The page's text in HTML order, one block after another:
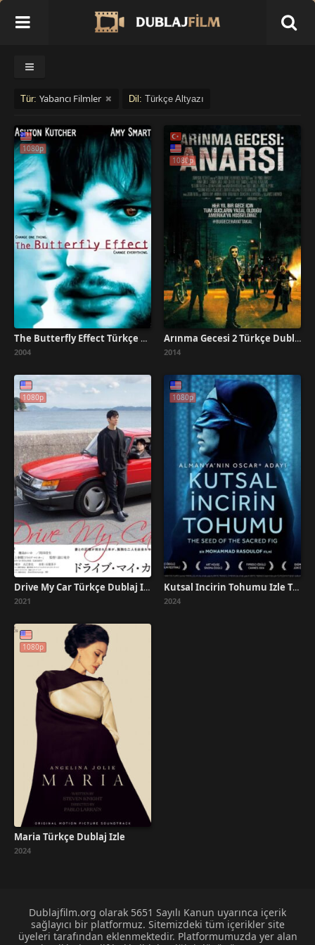
Tür: Yabancı Filmler Dil: Türkçe Altyazı
1080p
The Butterfly Effect Türkçe Dublaj İzle
2004
1080p
Arınma Gecesi 2 Türkçe Dublaj İzle
2014
1080p
Drive My Car Türkçe Dublaj İzle
2021
1080p
Kutsal İncirin Tohumu İzle Türkçe Dublaj
2024
1080p
Maria Türkçe Dublaj İzle
2024
Dublajfilm.org olarak 5651 Sayılı Kanun uyarınca içerik
sağlayıcı bir platformuz. Sitemizdeki tüm içerikler site
üyeleri tarafından eklenmektedir. Platformumuzda yer alan